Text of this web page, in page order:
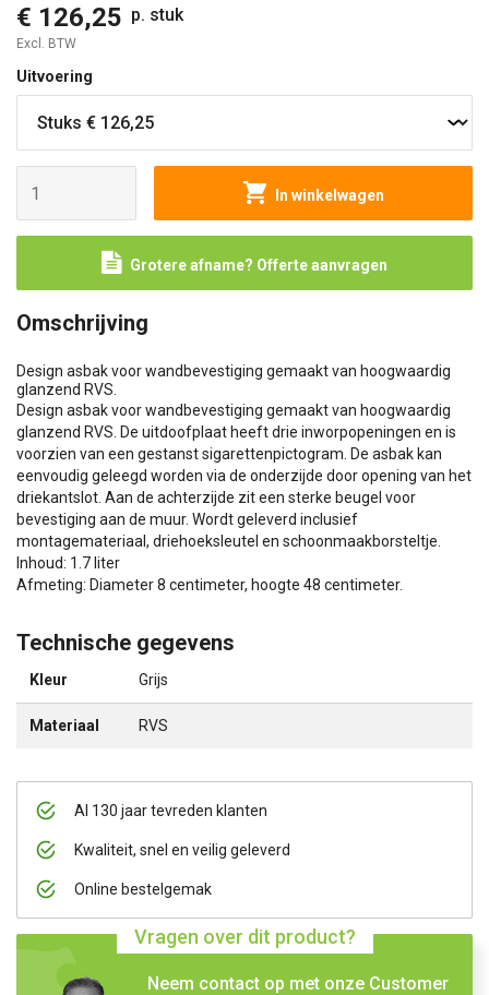
€ 126,25 p. stuk
Excl. BTW
Uitvoering
In winkelwagen
Grotere afname? Offerte aanvragen
Al 130 jaar tevreden klanten
Kwaliteit, snel en veilig geleverd
Online bestelgemak
Vragen over dit product?
Neem contact op met onze Customer
Omschrijving
Design asbak voor wandbevestiging gemaakt van hoogwaardig
glanzend RVS.
Design asbak voor wandbevestiging gemaakt van hoogwaardig
glanzend RVS. De uitdoofplaat heeft drie inworpopeningen en is
voorzien van een gestanst sigarettenpictogram. De asbak kan
eenvoudig geleegd worden via de onderzijde door opening van het
driekantslot. Aan de achterzijde zit een sterke beugel voor
bevestiging aan de muur. Wordt geleverd inclusief
montagemateriaal, driehoeksleutel en schoonmaakborsteltje.
Inhoud: 1.7 liter
Afmeting: Diameter 8 centimeter, hoogte 48 centimeter.
Technische gegevens
Kleur Grijs
Materiaal RVS